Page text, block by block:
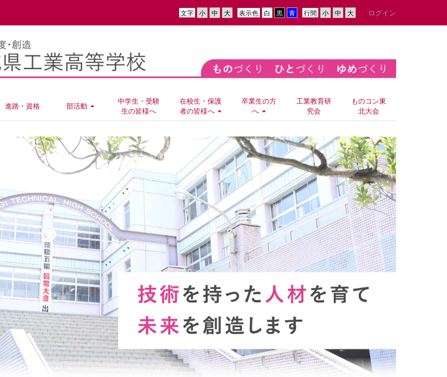
行間
表示色
文字 ログイン
進路・資格 部活動
中学生・受験
生の皆様へ
在校生・保護
者の皆様へ
卒業生の方
へ
工業教育研
究会
ものコン東
北大会